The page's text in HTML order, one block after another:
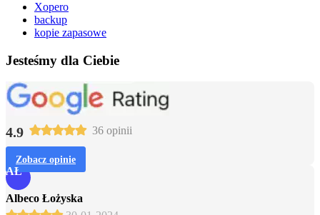
Xopero
backup
kopie zapasowe
Jesteśmy dla Ciebie
4.9 36 opinii
Zobacz opinie
AŁ
Albeco Łożyska